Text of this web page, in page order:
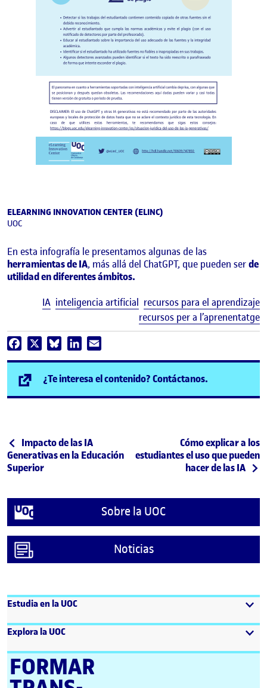
ELEARNING INNOVATION CENTER (ELINC)
UOC
En esta infografía le presentamos algunas de las
herramientas de IA, más allá del ChatGPT, que pueden serde
utilidad en diferentes ámbitos.
IA inteligencia artificial recursos para el aprendizaje
recursos per a l’aprenentatge
Facebook BlueskyLinkedIn
¿Te interesa el contenido? Contáctanos.
Post navigation
Publicación anterior
Impacto de las IA
Generativas en la Educación
Superior
Siguiente publicación
Cómo explicar a los
estudiantes el uso que pueden
hacer de las IA
Sobre la UOC
Noticias
Estudia en la UOC
Explora la UOC
FORMAR